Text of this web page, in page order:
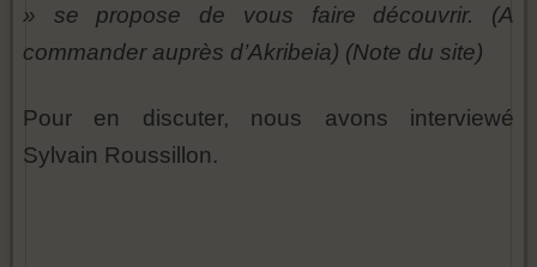
» se propose de vous faire découvrir. (A
commander auprès d’Akribeia) (Note du site)
Pour en discuter, nous avons interviewé
Sylvain Roussillon.